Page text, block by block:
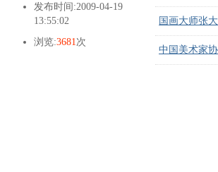
发布时间:2009-04-19
13:55:02
浏览:3681 次
国画大师张
中国美术家